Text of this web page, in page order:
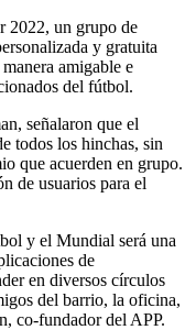
2022, un grupo de
y gratuita
amigable e
del fútbol.
señalaron que el
todos los hinchas, sin
que acuerden en grupo.
de usuarios para el
y el Mundial será una
de
en diversos círculos
del barrio, la oficina,
co-fundador del APP.